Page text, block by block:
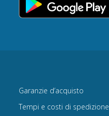
Garanzie d’acquisto
Tempi e costi di spedizione